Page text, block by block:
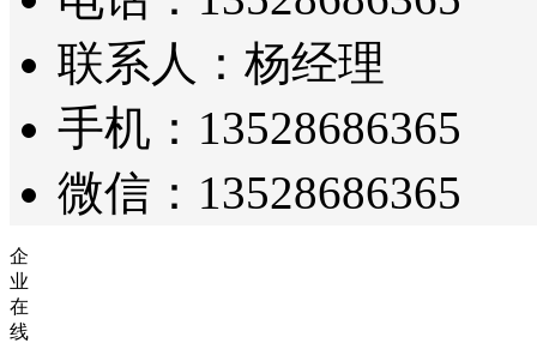
联系人：杨经理
手机：13528686365
微信：13528686365
企
业
在
线